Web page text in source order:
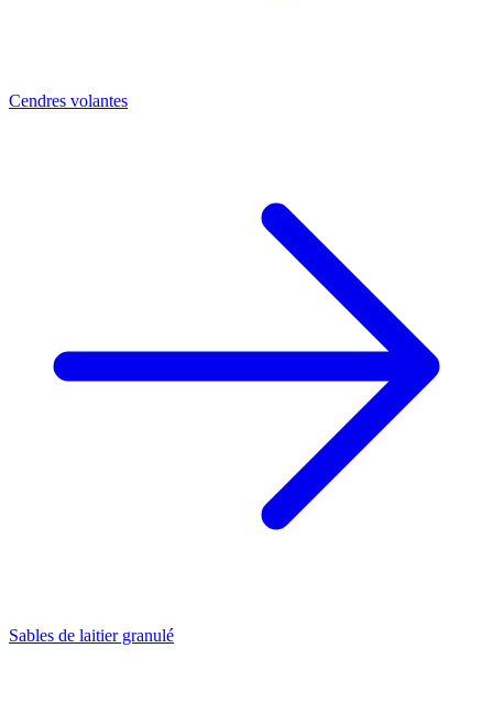
Cendres volantes
Sables de laitier granulé